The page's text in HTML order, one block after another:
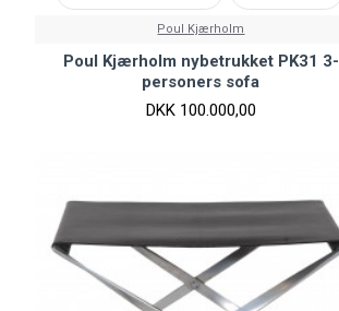
Poul Kjærholm
Poul Kjærholm nybetrukket PK31 3-
personers sofa
DKK 100.000,00